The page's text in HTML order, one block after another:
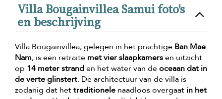
Villa Bougainvillea Samui foto's
en beschrijving
Villa Bougainvillea, gelegen in het prachtige Ban Mae
Nam, is een retraite met vier slaapkamersen uitzicht
op 14 meter stranden het water van deoceaan dat in
de verte glinstert. De architectuur van de villa is
zodanig dat hettraditionele naadloos overgaat in het